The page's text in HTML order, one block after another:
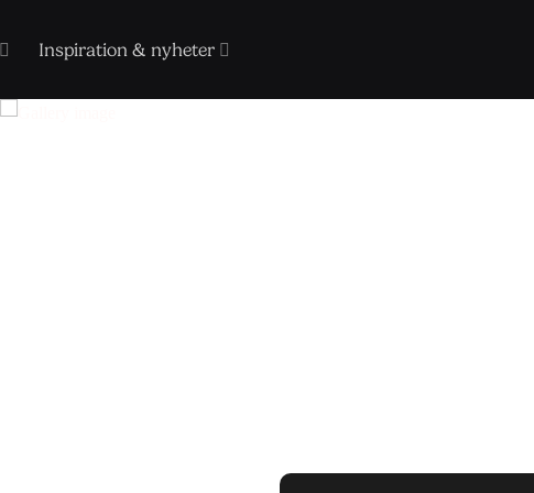
Inspiration & nyheter